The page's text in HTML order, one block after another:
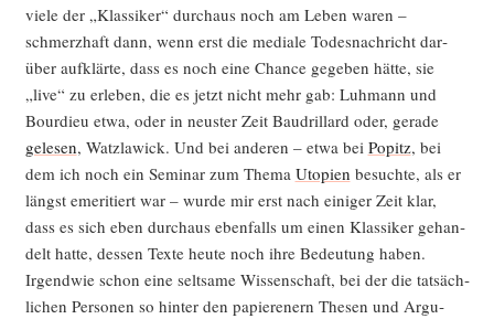
vie­le der „Klas­si­ker“ durch­aus noch am Leben waren –
schmerz­haft dann, wenn erst die media­le Todes­nach­richt dar­
über auf­klär­te, dass es noch eine Chan­ce gege­ben hät­te, sie
„live“ zu erle­ben, die es jetzt nicht mehr gab: Luh­mann und
Bour­dieu etwa, oder in neus­ter Zeit Bau­dril­lard oder, gera­de
gele­sen, Watz­la­wick. Und bei ande­ren – etwa bei Popitz, bei
dem ich noch ein Semi­nar zum The­ma Uto­pien besuch­te, als er
längst eme­ri­tiert war – wur­de mir erst nach eini­ger Zeit klar,
dass es sich eben durch­aus eben­falls um einen Klas­si­ker gehan­
delt hat­te, des­sen Tex­te heu­te noch ihre Bedeu­tung haben.
Irgend­wie schon eine selt­sa­me Wis­sen­schaft, bei der die tat­säch­
li­chen Per­so­nen so hin­ter den papie­re­nern The­sen und Argu­